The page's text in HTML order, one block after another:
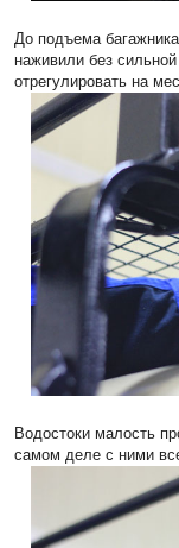
До подъема
наживили без
отрегулировать на
Водостоки малость
самом деле с ними